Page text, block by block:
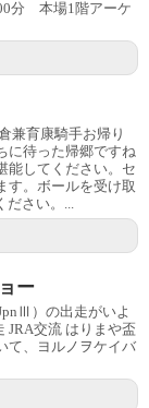
本場1階アーケ
兼育康騎手お帰り
に待った帰郷ですね
能してください。セ
す。ボールを受け取
さい。...
ー
）の出走がいよ
JRA交流 はりまや盃
て、ヨルノヲケイバ